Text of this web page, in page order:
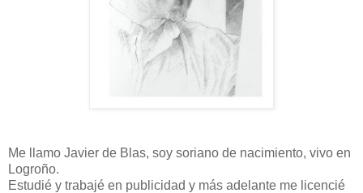
Me llamo Javier de Blas, soy soriano de nacimiento, vivo en
Logroño.
Estudié y trabajé en publicidad y más adelante me licencié